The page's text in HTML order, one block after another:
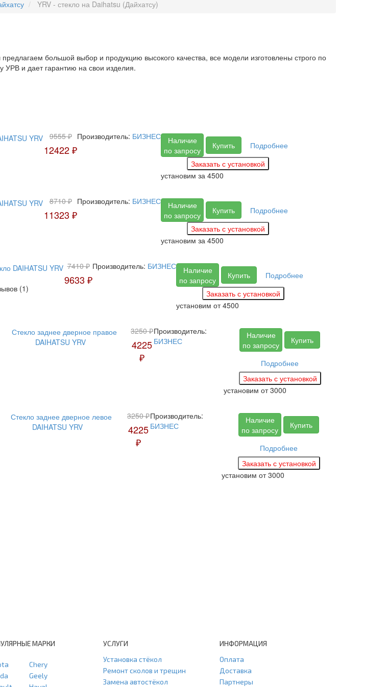
YRV - стекло на Daihatsu (Дайхатсу)
большой выбор и продукцию высокого качества, все модели изготовлены строго по
УРВ и дает гарантию на свои изделия.
9555 ₽
12422 ₽
Производитель: БИЗНЕС
Наличие
по запросу
Купить Подробнее
установим за 4500
8710 ₽
11323 ₽
Производитель: БИЗНЕС
Наличие
по запросу
Купить Подробнее
установим за 4500
(1)
7410 ₽
9633 ₽
Производитель: БИЗНЕС
Наличие
по запросу
Купить Подробнее
установим от 4500
3250 ₽
4225
₽
Производитель:
БИЗНЕС
Наличие
по запросу
Купить
Подробнее
установим от 3000
3250 ₽
4225
₽
Производитель:
БИЗНЕС
Наличие
по запросу
Купить
Подробнее
установим от 3000
МАРКИ
Chery
Geely
УСЛУГИ
Установка стёкол
Ремонт сколов и трещин
Замена автостёкол
ИНФОРМАЦИЯ
Оплата
Доставка
Партнеры